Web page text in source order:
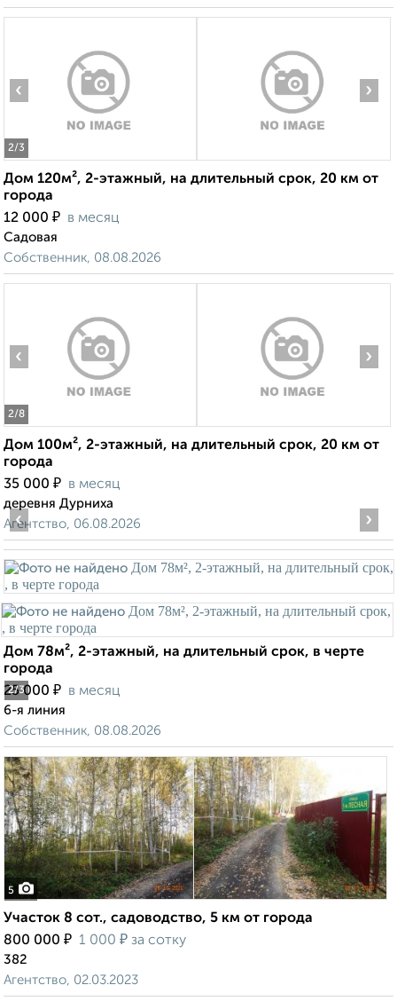
2/3
‹ ›
Дом 120м², 2-этажный, на длительный срок, 20 км от
города
12 000 ₽ в месяц
Садовая
Собственник, 08.08.2026
2/8
‹ ›
Дом 100м², 2-этажный, на длительный срок, 20 км от
города
35 000 ₽ в месяц
деревня Дурниха
Агентство, 06.08.2026
2/3
‹ ›
Дом 78м², 2-этажный, на длительный срок, в черте
города
25 000 ₽ в месяц
6-я линия
Собственник, 08.08.2026
5
Участок 8 сот., садоводство, 5 км от города
800 000 ₽ 1 000 ₽ за сотку
382
Агентство, 02.03.2023